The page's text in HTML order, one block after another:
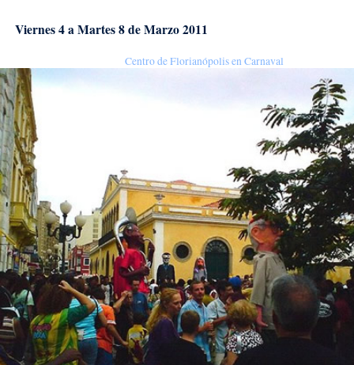
Viernes 4 a Martes 8 de Marzo 2011
Centro de Florianópolis en Carnaval